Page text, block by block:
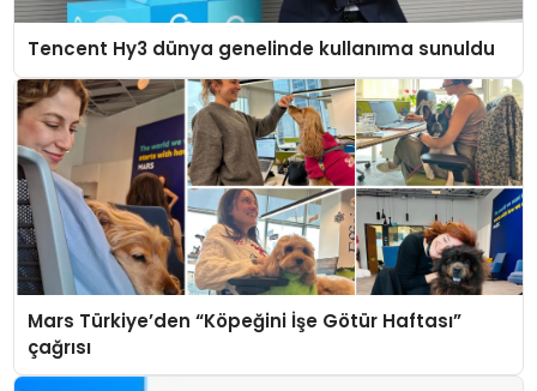
Tencent Hy3 dünya genelinde kullanıma sunuldu
Mars Türkiye’den “Köpeğini İşe Götür Haftası”
çağrısı